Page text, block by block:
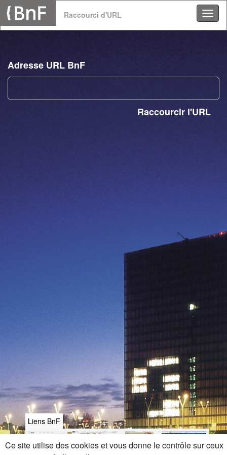
Panneau de gestion des cookies
Ce site utilise des cookies et vous donne le contrôle sur ceux
Raccourci d'URL
Adresse URL BnF
Raccourcir l'URL
Liens BnF